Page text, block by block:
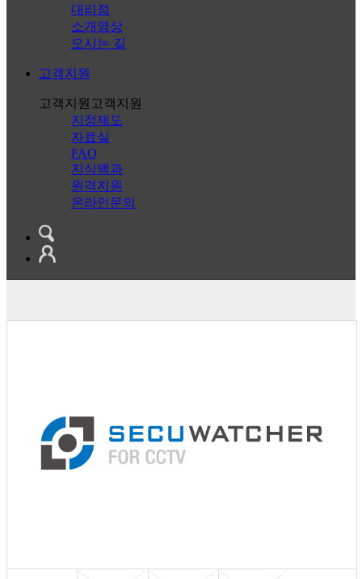
대리점
소개영상
오시는 길
고객지원
고객지원 고객지원
지정제도
자료실
FAQ
지식백과
원격지원
온라인문의